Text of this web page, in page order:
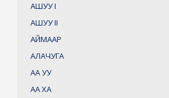
АШУУI
АШУУII
АЙМААР
АЛАЧУГА
АА УУ
АА ХА